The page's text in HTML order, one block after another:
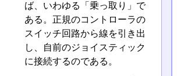
ば、いわゆる「乗っ取り」で
ある。正規のコントローラの
スイッチ回路から線を引き出
し、自前のジョイスティック
に接続するのである。